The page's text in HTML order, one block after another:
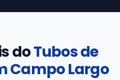
doTubos de
Campo Largo